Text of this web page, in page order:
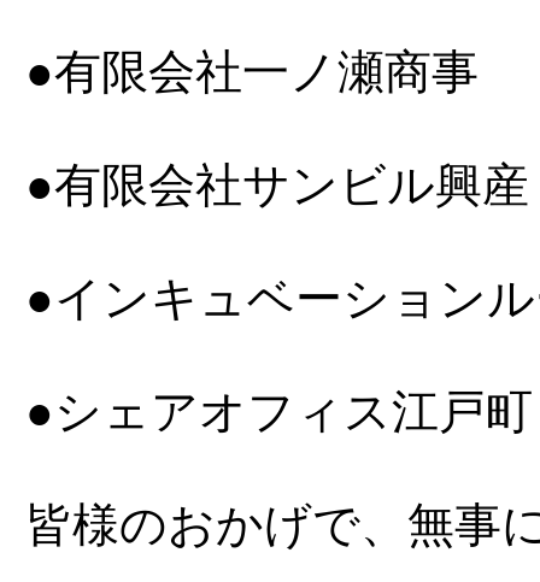
●有限会社一ノ瀬商事
●有限会社サンビル興産
●インキュベーション
●シェアオフィス江戸町
皆様のおかげで、無事